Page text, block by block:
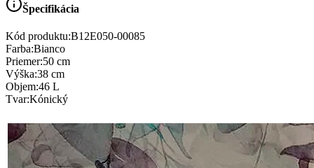
Špecifikácia
Kód produktu:B12E050-00085
Farba:Bianco
Priemer:50 cm
Výška:38 cm
Objem:46 L
Tvar:Kónický